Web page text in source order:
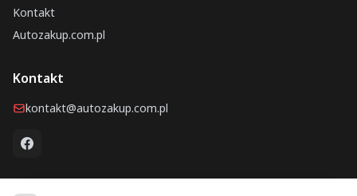
Kontakt
Autozakup.com.pl
Kontakt
kontakt@autozakup.com.pl